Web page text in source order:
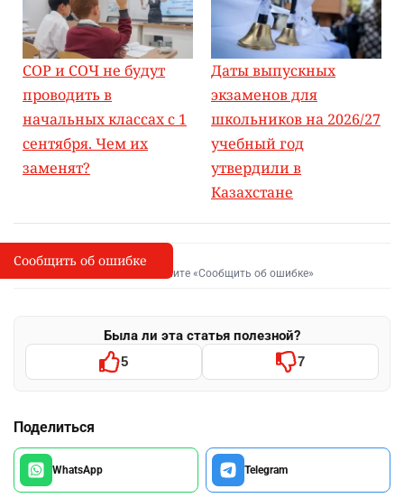
СОР и СОЧ не будут
проводить в
начальных классах с 1
сентября. Чем их
заменят?
Даты выпускных
экзаменов для
школьников на 2026/27
учебный год
утвердили в
Казахстане
I
Сообщить об опечатке
Выделите фрагмент и нажмите «Сообщить об ошибке»
Была ли эта статья полезной?
5 7
Поделиться
WhatsApp Telegram
Сообщить об ошибке